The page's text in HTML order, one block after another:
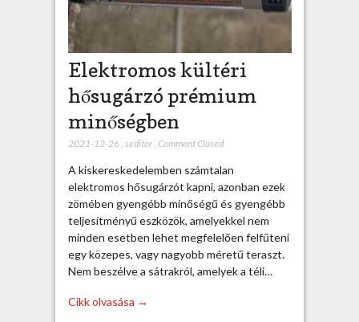
Elektromos kültéri
hősugárzó prémium
minőségben
2021-12-26 seditor, Comment Closed
A kiskereskedelemben számtalan
elektromos hősugárzót kapni, azonban ezek
zömében gyengébb minőségű és gyengébb
teljesítményű eszközök, amelyekkel nem
minden esetben lehet megfelelően felfűteni
egy közepes, vagy nagyobb méretű teraszt.
Nem beszélve a sátrakról, amelyek a téli…
Cikk olvasása →